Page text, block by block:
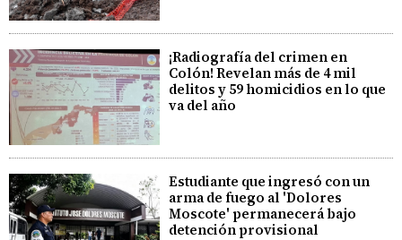
¡Radiografía del crimen en
Colón! Revelan más de 4 mil
delitos y 59 homicidios en lo que
va del año
Estudiante que ingresó con un
arma de fuego al 'Dolores
Moscote' permanecerá bajo
detención provisional